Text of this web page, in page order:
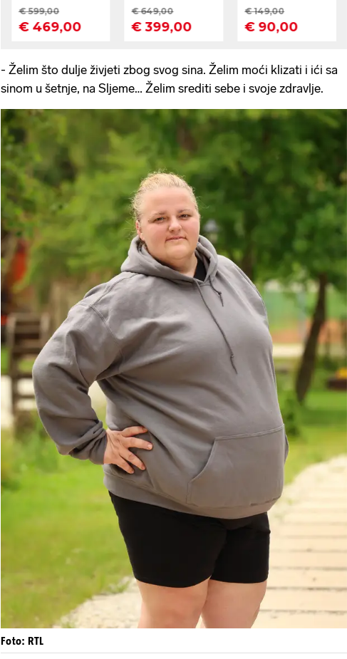
- Želim što dulje živjeti zbog svog sina. Želim moći klizati i ići sa
sinom u šetnje, na Sljeme… Želim srediti sebe i svoje zdravlje.
Foto: RTL